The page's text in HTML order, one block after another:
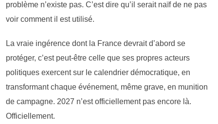
problème n’existe pas. C’est dire qu’il serait naïf de ne pas
voir comment il est utilisé.
La vraie ingérence dont la France devrait d’abord se
protéger, c’est peut-être celle que ses propres acteurs
politiques exercent sur le calendrier démocratique, en
transformant chaque événement, même grave, en munition
de campagne. 2027 n’est officiellement pas encore là.
Officiellement.